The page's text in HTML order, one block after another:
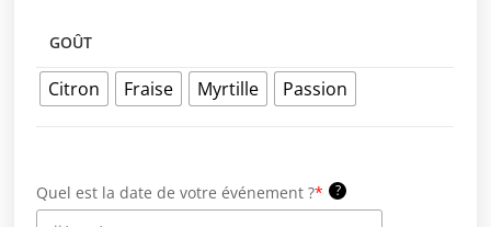
GOÛT
Citron Fraise Myrtille Passion
Quel est la date de votre événement ?* ?